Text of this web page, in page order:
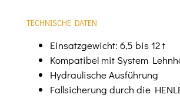
TECHNISCHE DATEN
Einsatzgewicht: 6,5 bis 12 t
Kompatibel mit System
Hydraulische Ausführung
Fallsicherung durch die